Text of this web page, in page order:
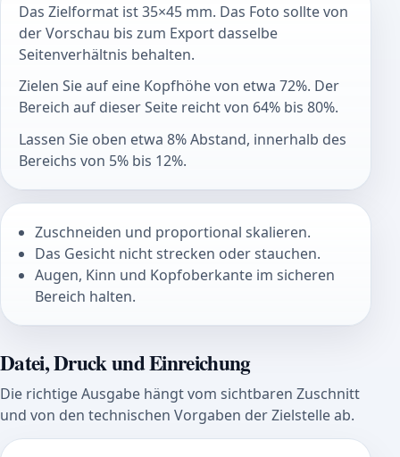
Das Zielformat ist 35×45 mm. Das Foto sollte von
der Vorschau bis zum Export dasselbe
Seitenverhältnis behalten.
Zielen Sie auf eine Kopfhöhe von etwa 72%. Der
Bereich auf dieser Seite reicht von 64% bis 80%.
Lassen Sie oben etwa 8% Abstand, innerhalb des
Bereichs von 5% bis 12%.
Zuschneiden und proportional skalieren.
Das Gesicht nicht strecken oder stauchen.
Augen, Kinn und Kopfoberkante im sicheren
Bereich halten.
Datei, Druck und Einreichung
Die richtige Ausgabe hängt vom sichtbaren Zuschnitt
und von den technischen Vorgaben der Zielstelle ab.